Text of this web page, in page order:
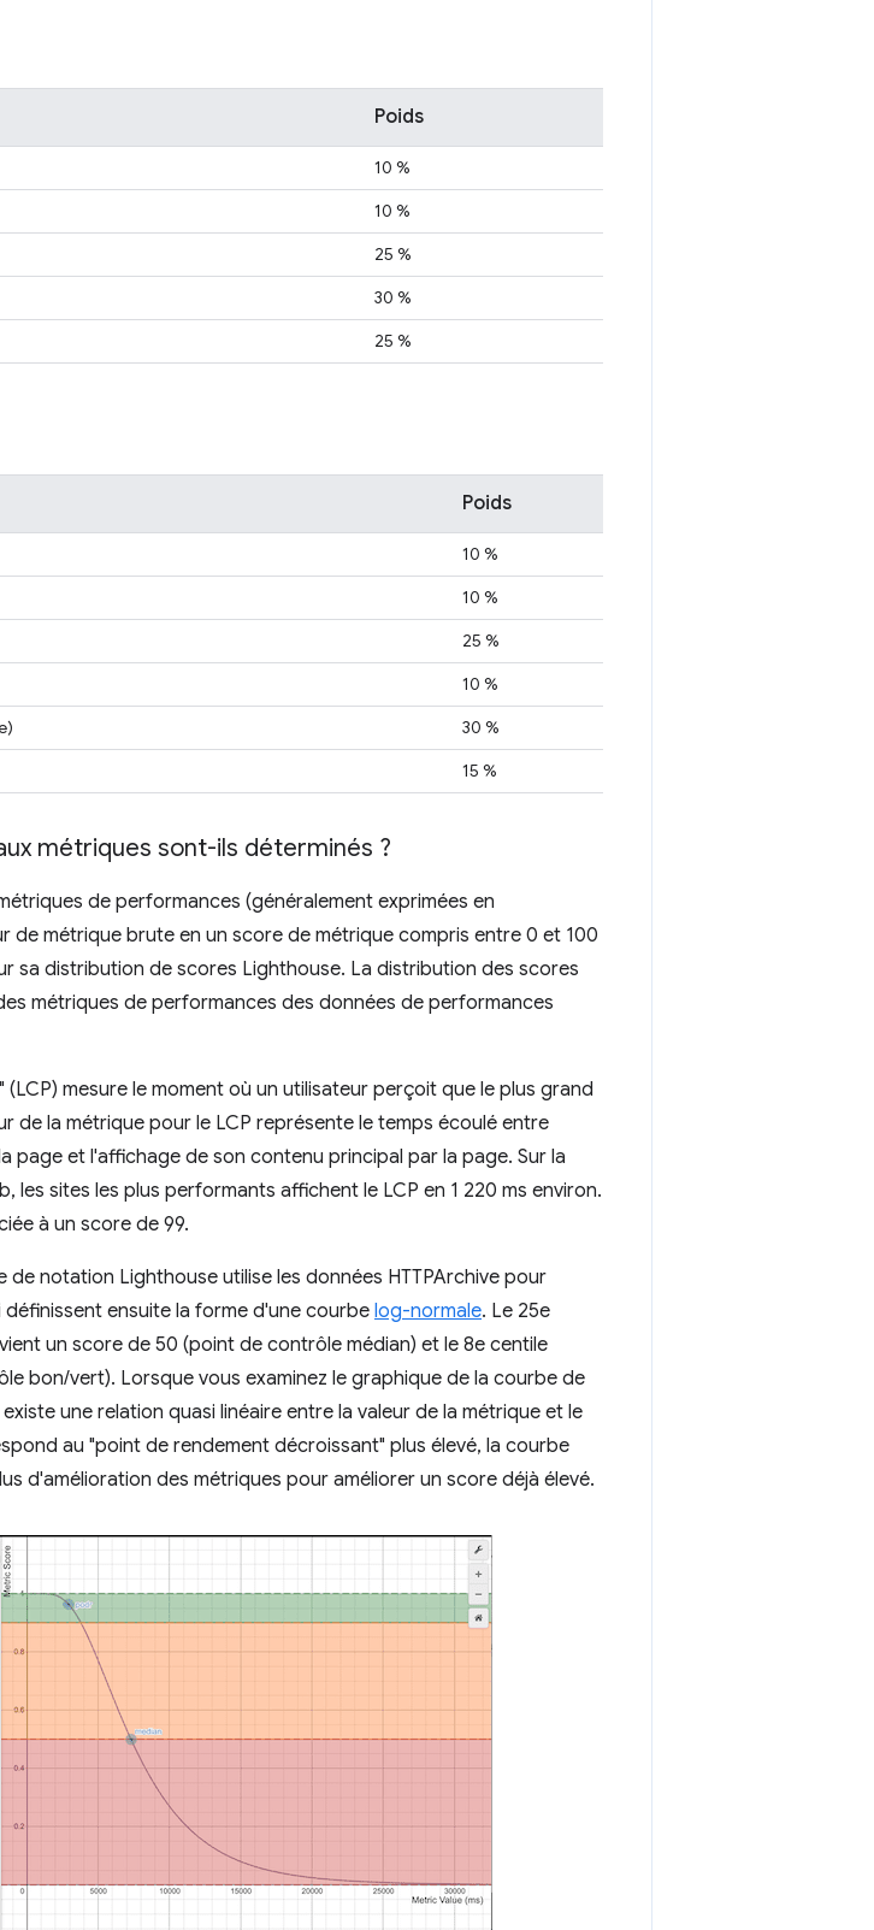
Poids
10 %
10 %
25 %
30 %
25 %
Poids
10 %
10 %
25 %
10 %
30 %
15 %
métriques sont-ils déterminés ?
de performances (généralement exprimées en
de métrique brute en un score de métrique compris entre 0 et 100
sa distribution de scores Lighthouse. La distribution des scores
métriques de performances des données de performances
mesure le moment où un utilisateur perçoit que le plus grand
de la métrique pour le LCP représente le temps écoulé entre
page et l'affichage de son contenu principal par la page. Sur la
les sites les plus performants affichent le LCP en 1 220 ms environ.
à un score de 99.
de notation Lighthouse utilise les données HTTPArchive pour
ensuite la forme d'une courbelog-normale. Le 25e
un score de 50 (point de contrôle médian) et le 8e centile
bon/vert). Lorsque vous examinez le graphique de la courbe de
une relation quasi linéaire entre la valeur de la métrique et le
au "point de rendement décroissant" plus élevé, la courbe
d'amélioration des métriques pour améliorer un score déjà élevé.